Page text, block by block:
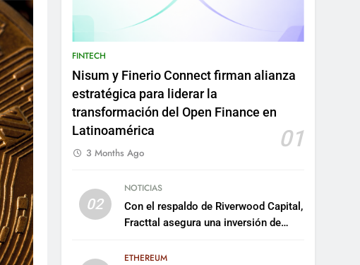
FINTECH
Nisum y Finerio Connect firman alianza
estratégica para liderar la
transformación del Open Finance en
Latinoamérica
01
3 Months Ago
02
NOTICIAS
Con el respaldo de Riverwood Capital,
Fracttal asegura una inversión de
plataforma
ETHEREUM